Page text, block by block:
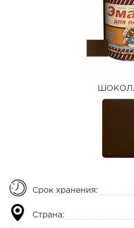
Срок хранения:
Страна: